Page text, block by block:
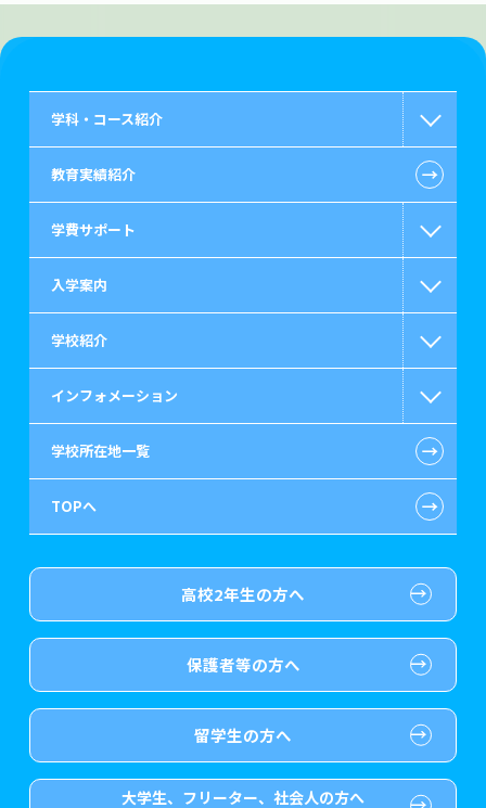
学科・コース紹介
国家公務員・地方公務員系
警察官・消防官系
救急救命士系
公認会計士・税理士系
ビジネス系
情報IT系
ゲーム・CG・デザイン系
歯科衛生士系
保育士・幼稚園教諭系
ホテル・鉄道・トラベル系
教育実績紹介 ←
学費サポート
高等教育の修学支援新制度
日本学生支援機構の奨学金
国の教育ローン
提携教育ローン
保育士修学資金貸付制度
専門実践教育訓練給付金制度
試験による特待生制度
資格・クラブ活動による特待生制度
入学案内
一般入学
AO入学
指定校推薦入学
特別推薦入学
ボランティア・クラブ・生徒会活動推薦入学
大学生・短期大学生特別入学
東京経営大学への3年次編入学
学校紹介
在校生からあなたへ
施設・研修所
学生寮・マンションのご案内
大原学園グループ案内
インフォメーション
お知らせ・新着情報
在校生へのお知らせ
各種証明書の発行ご希望の方
（2019年3月以降の卒業生）
学校所在地一覧 ←
TOPへ ←
高校2年生の方へ
保護者等の方へ
留学生の方へ
大学生、フリーター、社会人の方へ